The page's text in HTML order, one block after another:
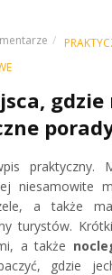
gdzie
praktyczny.
niesamowite
a także
turystów.
a także
gdzie